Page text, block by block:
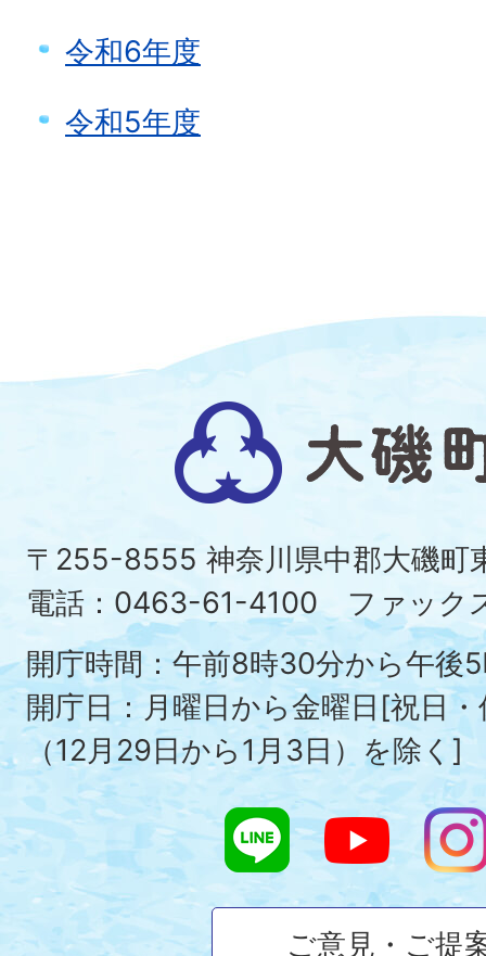
令和6年度
令和5年度
大
磯
町
〒255-8555 神奈川県中郡大磯
電話：0463-61-4100 ファック
開庁時間：午前8時30分から午後
開庁日：月曜日から金曜日[祝日
（12月29日から1月3日）を除く]
ご意見・ご提